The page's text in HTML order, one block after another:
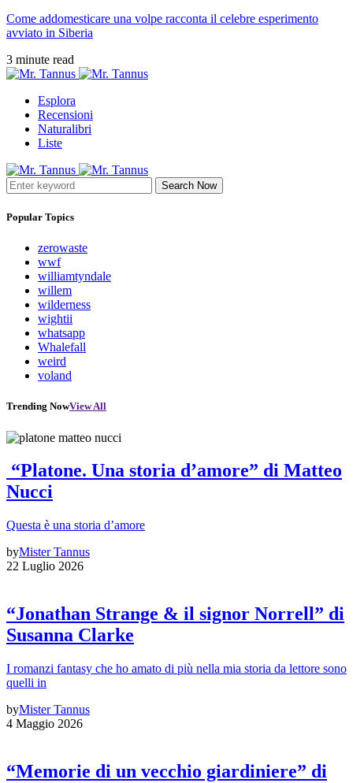
Come addomesticare una volpe racconta il celebre esperimento
avviato in Siberia
3 minute read
Esplora
Recensioni
Naturalibri
Liste
Search Now
Popular Topics
zerowaste
wwf
williamtyndale
willem
wilderness
wightii
whatsapp
Whalefall
weird
voland
Trending NowView All
“Platone. Una storia d’amore” di Matteo
Nucci
Questa è una storia d’amore
byMister Tannus
22 Luglio 2026
“Jonathan Strange & il signor Norrell” di
Susanna Clarke
I romanzi fantasy che ho amato di più nella mia storia da lettore sono
quelli in
byMister Tannus
4 Maggio 2026
“Memorie di un vecchio giardiniere” di